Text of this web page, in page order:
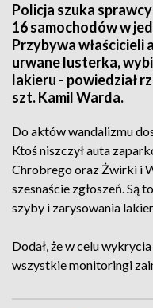
Policja szuka
16 samochodów w
Przybywa właścicieli
urwane lusterka,
lakieru - powiedział
szt. Kamil Warda.
Do aktów wandalizmu
Ktoś niszczył auta
Chrobrego oraz Żwirki i
szesnaście zgłoszeń. Są
szyby i zarysowania
Dodał, że w celu
wszystkie monitoringi